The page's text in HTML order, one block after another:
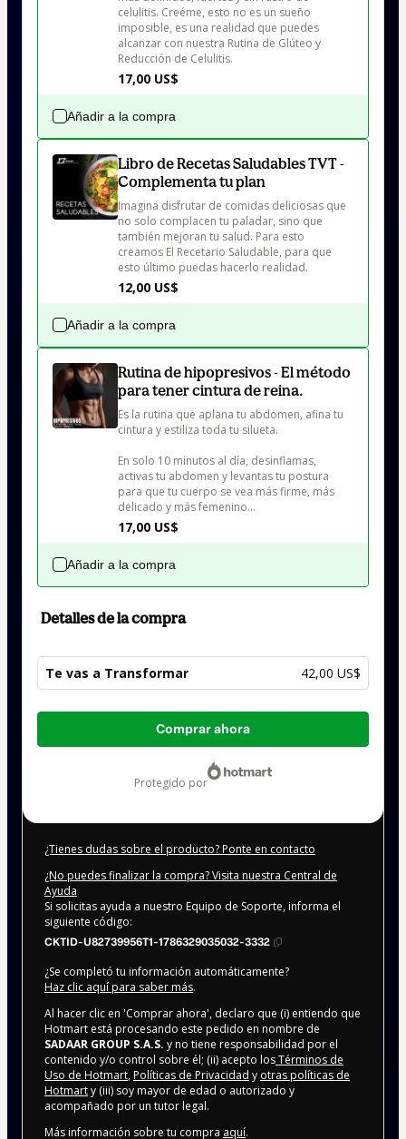
celulitis. Creéme, esto no es un sueño
imposible, es una realidad que puedes
alcanzar con nuestra Rutina de Glúteo y
Reducción de Celulitis.
17,00 US$
Añadir a la compra
Libro de Recetas Saludables TVT -
Complementa tu plan
Imagina disfrutar de comidas deliciosas que
no solo complacen tu paladar, sino que
también mejoran tu salud. Para esto
creamos El Recetario Saludable, para que
esto último puedas hacerlo realidad.
12,00 US$
Añadir a la compra
Rutina de hipopresivos - El método
para tener cintura de reina.
Es la rutina que aplana tu abdomen, afina tu
cintura y estiliza toda tu silueta.
En solo 10 minutos al día, desinflamas,
activas tu abdomen y levantas tu postura
para que tu cuerpo se vea más firme, más
delicado y más femenino…
17,00 US$
Añadir a la compra
Detalles de la compra
Te vas a Transformar 42,00 US$
Total
Comprar ahora
protegido por
¿Tienes dudas sobre el producto? Ponte en contacto
¿No puedes finalizar la compra? Visita nuestra Central de
Ayuda
Si solicitas ayuda a nuestro Equipo de Soporte, informa el
siguiente código:
CKTID-U82739956T1-1786329035032-3332
¿Se completó tu información automáticamente?
Haz clic aquí para saber más.
Al hacer clic en 'Comprar ahora', declaro que (i) entiendo que
Hotmart está procesando este pedido en nombre de
SADAAR GROUP S.A.S. y no tiene responsabilidad por el
contenido y/o control sobre él; (ii) acepto losTérminos de
Uso de Hotmart, Políticas de Privacidad y otras políticas de
Hotmarty (iii) soy mayor de edad o autorizado y
acompañado por un tutor legal.
Más información sobre tu compra aquí.